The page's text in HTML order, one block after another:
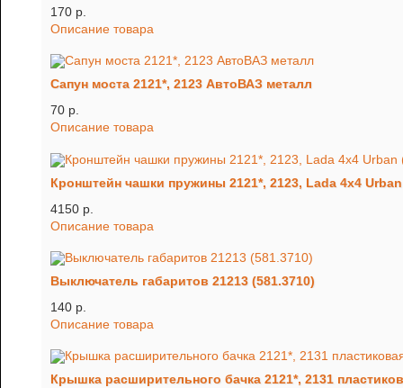
170 p.
Описание товара
Сапун моста 2121*, 2123 АвтоВАЗ металл
70 p.
Описание товара
Кронштейн чашки пружины 2121*, 2123, Lada 4x4
4150 p.
Описание товара
Выключатель габаритов 21213 (581.3710)
140 p.
Описание товара
Крышка расширительного бачка 2121*, 2131